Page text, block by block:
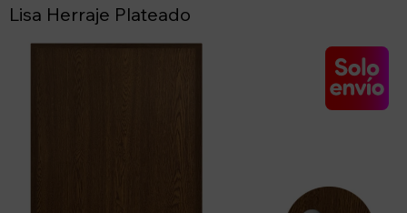
Lisa Herraje Plateado